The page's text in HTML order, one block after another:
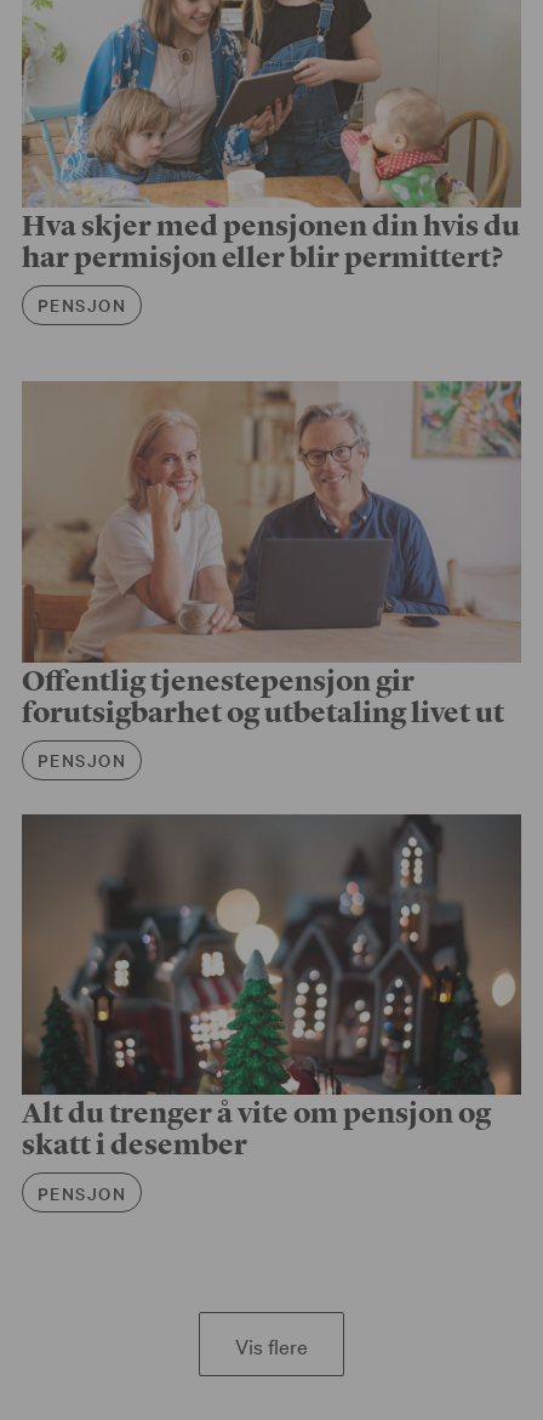
Hva skjer med pensjonen din hvis du
har permisjon eller blir permittert?
PENSJON Artikkelkategori
Offentlig tjenestepensjon gir
forutsigbarhet og utbetaling livet ut
PENSJON Artikkelkategori
Alt du trenger å vite om pensjon og
skatt i desember
PENSJON Artikkelkategori
Vis flere